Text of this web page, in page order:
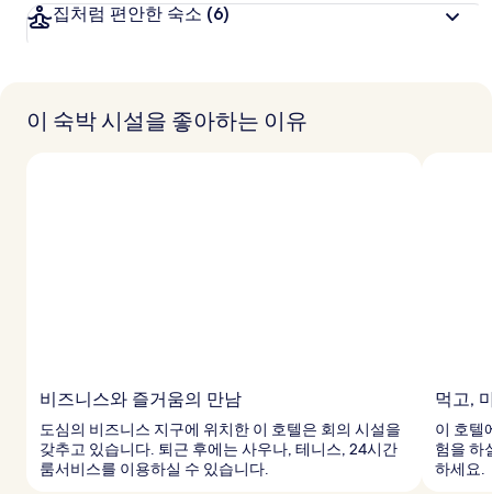
집처럼 편안한 숙소 (6)
이 숙박 시설을 좋아하는 이유
비즈니스와 즐거움의 만남
도심의 비즈니스 지구에 위치한 이 호텔은 회의 시설을
갖추고 있습니다. 퇴근 후에는 사우나, 테니스, 24시간
룸서비스를 이용하실 수 있습니다.
먹고,
이 호텔
험을 하
하세요.